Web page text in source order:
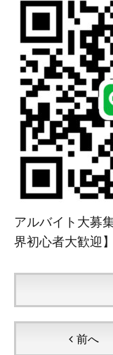
アルバイト大募
界初心者大歓迎】
前へ